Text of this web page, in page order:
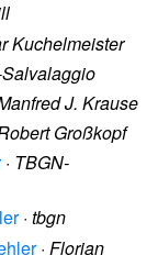
Kuchelmeister
J. Krause
Großkopf
· TBGN-
· tbgn
· Florian